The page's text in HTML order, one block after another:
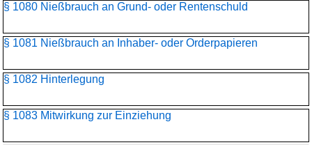
§ 1080 Nießbrauch an Grund- oder Rentenschuld
§ 1081 Nießbrauch an Inhaber- oder Orderpapieren
§ 1082 Hinterlegung
§ 1083 Mitwirkung zur Einziehung